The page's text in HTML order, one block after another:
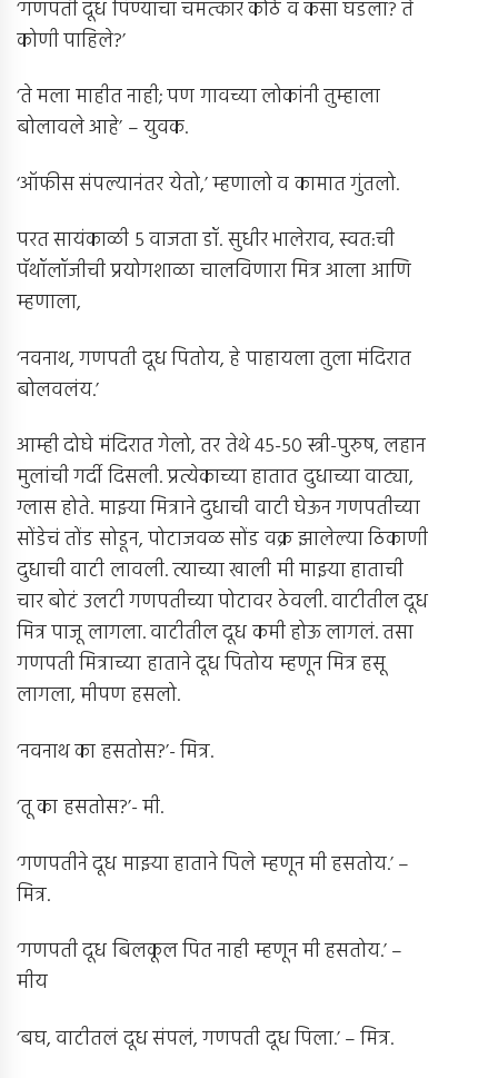
‘गणपती दूध पिण्याचा चमत्कार कोठे व कसा घडला? ते
कोणी पाहिले?’
‘ते मला माहीत नाही; पण गावच्या लोकांनी तुम्हाला
बोलावले आहे’ – युवक.
‘ऑफीस संपल्यानंतर येतो,’ म्हणालो व कामात गुंतलो.
परत सायंकाळी 5 वाजता डॉ. सुधीर भालेराव, स्वत:ची
पॅथॉलॉजीची प्रयोगशाळा चालविणारा मित्र आला आणि
म्हणाला,
‘नवनाथ, गणपती दूध पितोय, हे पाहायला तुला मंदिरात
बोलवलंय.’
आम्ही दोघे मंदिरात गेलो, तर तेथे 45-50 स्त्री-पुरुष, लहान
मुलांची गर्दी दिसली. प्रत्येकाच्या हातात दुधाच्या वाट्या,
ग्लास होते. माझ्या मित्राने दुधाची वाटी घेऊन गणपतीच्या
सोंडेचं तोंड सोडून, पोटाजवळ सोंड वक्र झालेल्या ठिकाणी
दुधाची वाटी लावली. त्याच्या खाली मी माझ्या हाताची
चार बोटं उलटी गणपतीच्या पोटावर ठेवली. वाटीतील दूध
मित्र पाजू लागला. वाटीतील दूध कमी होऊ लागलं. तसा
गणपती मित्राच्या हाताने दूध पितोय म्हणून मित्र हसू
लागला, मीपण हसलो.
‘नवनाथ का हसतोस?’- मित्र.
‘तू का हसतोस?’- मी.
‘गणपतीने दूध माझ्या हाताने पिले म्हणून मी हसतोय.’ –
मित्र.
‘गणपती दूध बिलकूल पित नाही म्हणून मी हसतोय.’ –
मीय
‘बघ, वाटीतलं दूध संपलं, गणपती दूध पिला.’ – मित्र.